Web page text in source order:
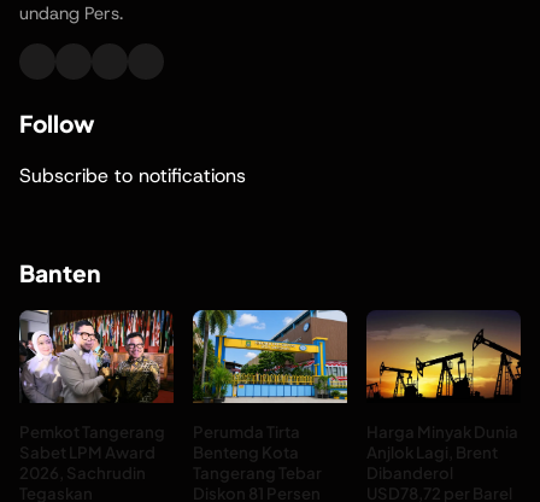
undang Pers.
Follow
Subscribe to notifications
Banten
Pemkot Tangerang
Sabet LPM Award
2026, Sachrudin
Tegaskan
Perumda Tirta
Benteng Kota
Tangerang Tebar
Diskon 81 Persen
Harga Minyak Dunia
Anjlok Lagi, Brent
Dibanderol
USD78,72 per Barel